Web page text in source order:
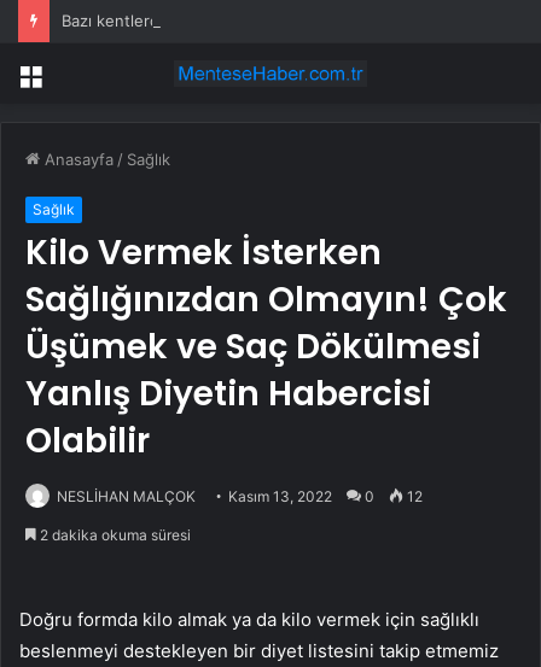
Menü
Anasayfa / Sağlık
Sağlık
Kilo Vermek İsterken
Sağlığınızdan Olmayın! Çok
Üşümek ve Saç Dökülmesi
Yanlış Diyetin Habercisi
Olabilir
NESLİHAN MALÇOK Kasım 13, 2022 0 12
2 dakika okuma süresi
Doğru formda kilo almak ya da kilo vermek için sağlıklı
beslenmeyi destekleyen bir diyet listesini takip etmemiz